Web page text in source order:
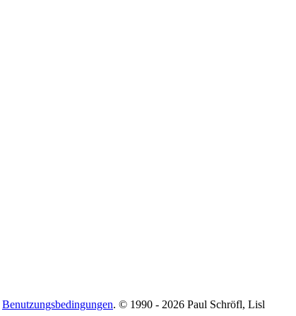
Benutzungsbedingungen. © 1990 - 2026 Paul Schröfl, Lisl